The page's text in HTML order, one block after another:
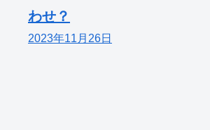
わせ？
2023年11月26日